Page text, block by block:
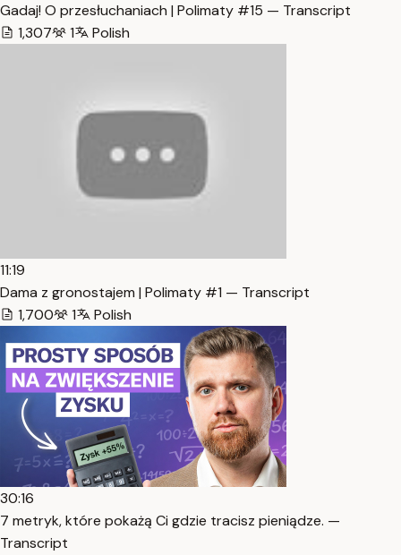
Gadaj! O przesłuchaniach | Polimaty #15 — Transcript
1,307
1 Polish
11:19
Dama z gronostajem | Polimaty #1 — Transcript
1,700
1 Polish
30:16
7 metryk, które pokażą Ci gdzie tracisz pieniądze. —
Transcript